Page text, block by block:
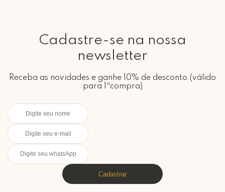
Cadastre-se na nossa
newsletter
Receba as novidades e ganhe 10% de desconto.(válido
para 1ªcompra)
Cadastrar